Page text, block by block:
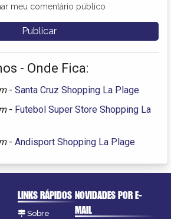
meu comentário público
- Onde Fica:
- Santa Cruz Shopping La Plage
- Futebol Super Store Shopping La
- Andisport Shopping La Plage
LINKS RÁPIDOS
Sobre
NOVIDADES POR E-
MAIL